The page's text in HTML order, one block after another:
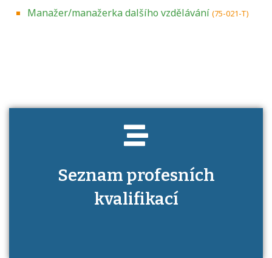
Manažer/manažerka dalšího vzdělávání (75-021-T)
Seznam profesních
kvalifikací
Projděte si seznam profesních kvalifikací.